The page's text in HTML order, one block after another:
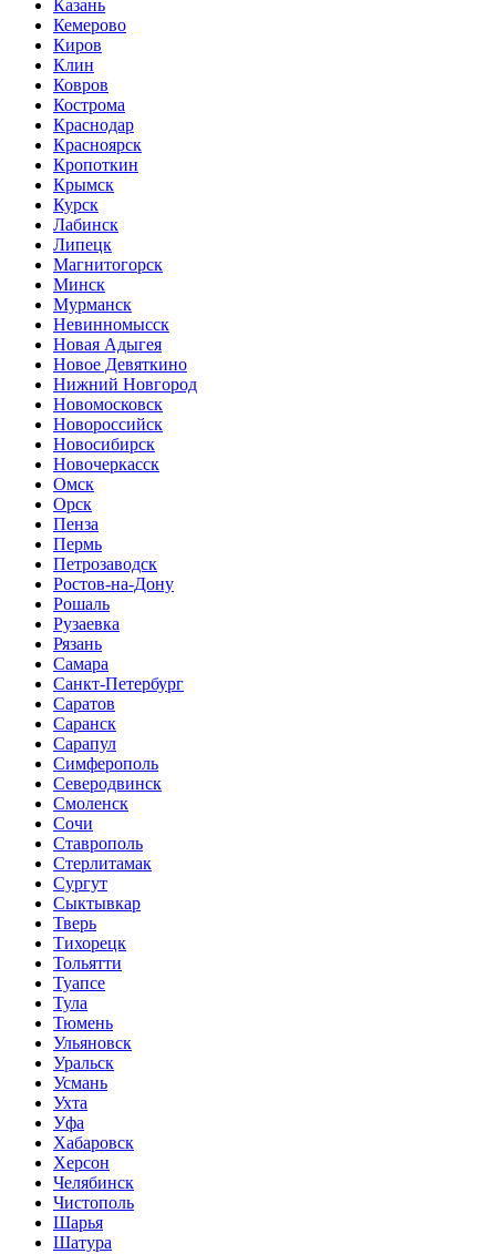
Казань
Кемерово
Киров
Клин
Ковров
Кострома
Краснодар
Красноярск
Кропоткин
Крымск
Курск
Лабинск
Липецк
Магнитогорск
Минск
Мурманск
Невинномысск
Новая Адыгея
Новое Девяткино
Нижний Новгород
Новомосковск
Новороссийск
Новосибирск
Новочеркасск
Омск
Орск
Пенза
Пермь
Петрозаводск
Ростов-на-Дону
Рошаль
Рузаевка
Рязань
Самара
Санкт-Петербург
Саратов
Саранск
Сарапул
Симферополь
Северодвинск
Смоленск
Сочи
Ставрополь
Стерлитамак
Сургут
Сыктывкар
Тверь
Тихорецк
Тольятти
Туапсе
Тула
Тюмень
Ульяновск
Уральск
Усмань
Ухта
Уфа
Хабаровск
Херсон
Челябинск
Чистополь
Шарья
Шатура